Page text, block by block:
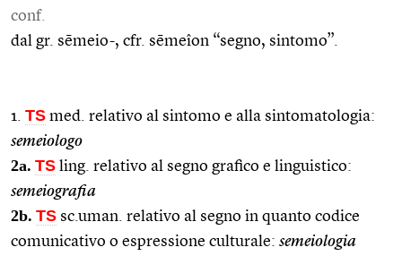
conf.
dal gr. sēmeio-, cfr. sēmeîon “segno, sintomo”.
1. TS med. relativo al sintomo e alla sintomatologia:
semeiologo
2a. TS ling. relativo al segno grafico e linguistico:
semeiografia
2b. TS sc.uman. relativo al segno in quanto codice
comunicativo o espressione culturale: semeiologia